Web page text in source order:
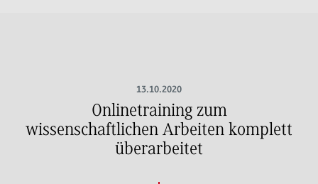
13.10.2020
Onlinetraining zum
wissenschaftlichen Arbeiten komplett
überarbeitet